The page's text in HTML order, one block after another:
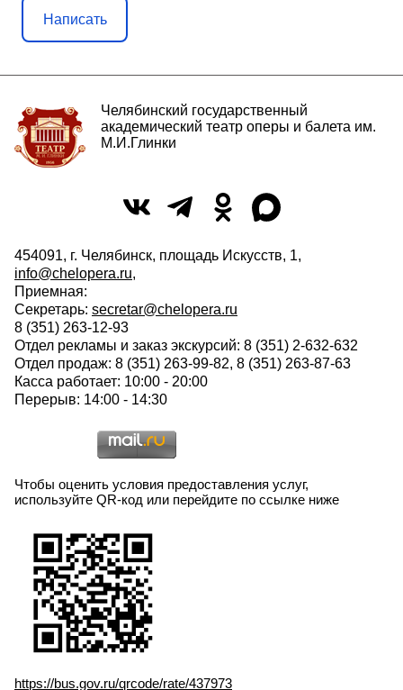
Написать
Челябинский государственный
академический театр оперы и балета им.
М.И.Глинки
454091, г. Челябинск, площадь Искусств, 1,
info@chelopera.ru,
Приемная:
Секретарь: secretar@chelopera.ru
8 (351) 263-12-93
Отдел рекламы и заказ экскурсий: 8 (351) 2-632-632
Отдел продаж: 8 (351) 263-99-82, 8 (351) 263-87-63
Касса работает: 10:00 - 20:00
Перерыв: 14:00 - 14:30
Чтобы оценить условия предоставления услуг,
используйте QR-код или перейдите по ссылке ниже
https://bus.gov.ru/qrcode/rate/437973